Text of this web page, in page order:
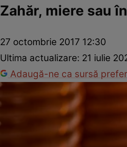
Zahăr, miere sau
27 octombrie 2017 12:30
Ultima actualizare: 21 iulie
Adaugă-ne ca sursă